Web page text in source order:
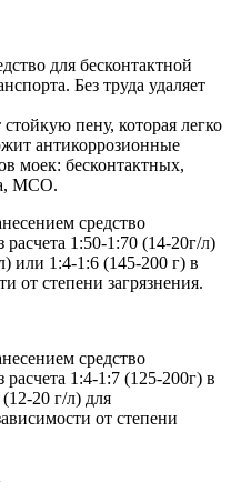
для бесконтактной
Без труда удаляет
пену, которая легко
антикоррозионные
моек: бесконтактных,
МСО.
средство
расчета 1:50-1:70 (14-20г/л)
или 1:4-1:6 (145-200 г) в
от степени загрязнения.
средство
1:4-1:7 (125-200г) в
20 г/л) для
от степени